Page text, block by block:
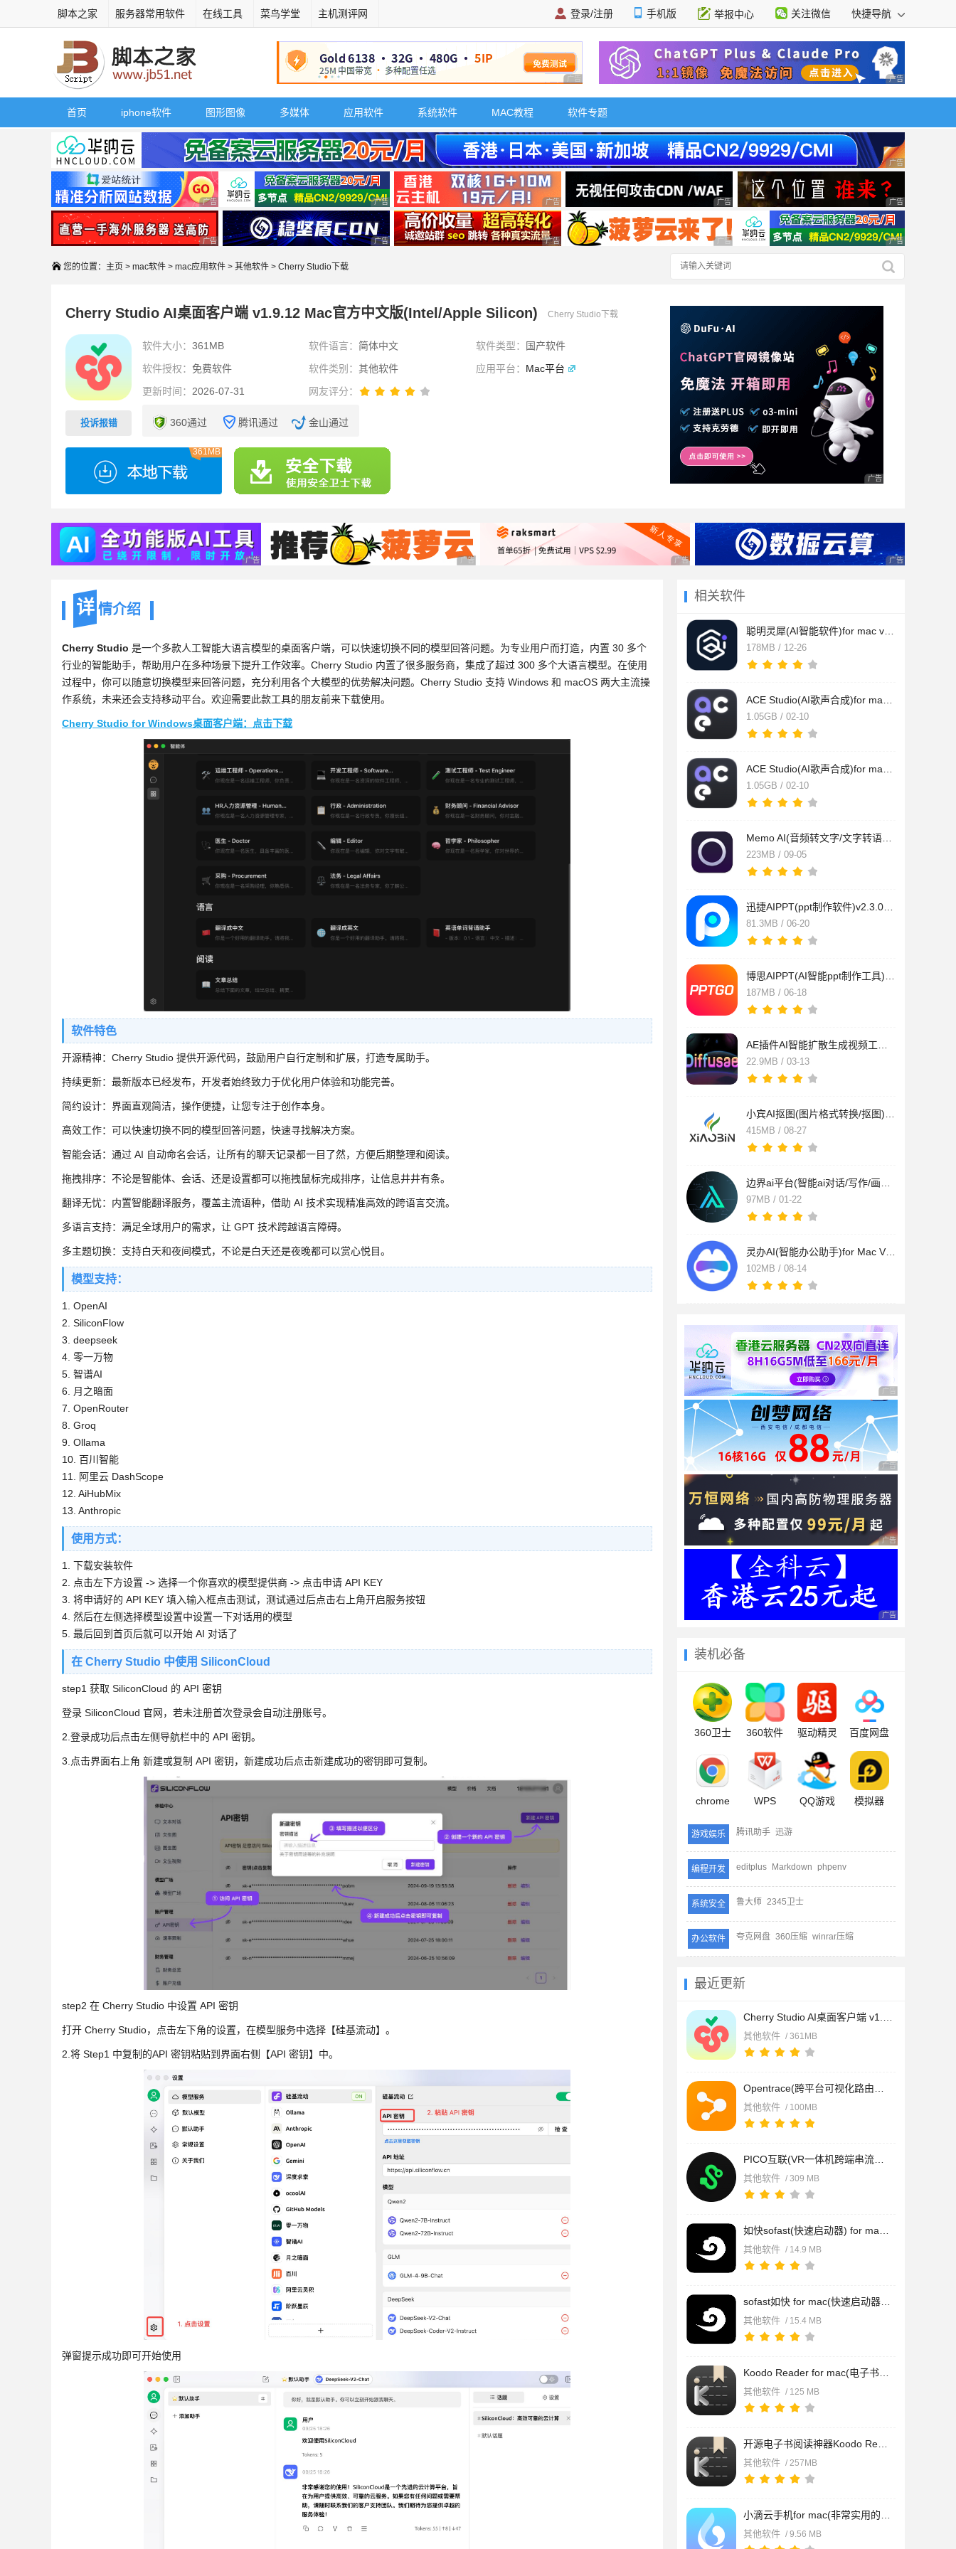
脚本之家 服务器常用软件 在线工具 菜鸟学堂 主机测评网 登录/注册 手机版 举报中心 关注微信 快捷导航
广告 商业广告，理性选择 广告 商业广告，理
首页 iphone软件 图形图像 多媒体 应用软件 系统软件 MAC教程 软件专题
广告 商业广告，理
广告 商业广告，理性选择 广告 商业广告，理性选择 广告 商业广告，理性选择 广告 商业广告，理性选择 广告 商业广告，理
广告 商业广告，理性选择 广告 商业广告，理性选择 广告 商业广告，理性选择 广告 商业广告，理性选择 广告 商业广告，理
您的位置： 主页 > mac软件 > mac应用软件 > 其他软件 > Cherry Studio下载
Cherry Studio AI桌面客户端 v1.9.12 Mac官方中文版(Intel/Apple Silicon) Cherry Studio下载
投诉报错
软件大小： 361MB 软件语言： 简体中文 软件类型：
国产软件
软件授权： 免费软件 软件类别：其他软件 应用平台： Mac平台
更新时间： 2026-07-31 网友评分：
360通过 腾讯通过 金山通过
361MB
广告 商业广告，理性选择
广告 商业广告，理性选择 广告 商业广告，理性选择 广告 商业广告，理性选择 广告 商业广告，理
相关软件
178MB / 12-26
1.05GB / 02-10
1.05GB / 02-10
223MB / 09-05
81.3MB / 06-20
187MB / 06-18
22.9MB / 03-13
415MB / 08-27
97MB / 01-22
102MB / 08-14
广告 商业广告，理性
广告 商业广告，理性
广告 商业广告，理性
广告 商业广告，理性
装机必备
360卫士 360软件 驱动精灵 百度网盘
chrome WPS QQ游戏 模拟器
游戏娱乐 腾讯助手 迅游
编程开发 editplus Markdown phpenv
系统安全 鲁大师 2345卫士
办公软件 夸克网盘 360压缩 winrar压缩
最近更新
其他软件 / 361MB
其他软件 / 100MB
其他软件 / 309 MB
其他软件 / 14.9 MB
其他软件 / 15.4 MB
其他软件 / 125 MB
其他软件 / 257MB
其他软件 / 9.56 MB
详 情介绍
Cherry Studio 是一个多款人工智能大语言模型的桌面客户端，可以快速切换不同的模型回答问题。为专业用户而打造，内置 30 多个
行业的智能助手，帮助用户在多种场景下提升工作效率。Cherry Studio 内置了很多服务商，集成了超过 300 多个大语言模型。在使用
过程中，你可以随意切换模型来回答问题，充分利用各个大模型的优势解决问题。Cherry Studio 支持 Windows 和 macOS 两大主流操
作系统，未来还会支持移动平台。欢迎需要此款工具的朋友前来下载使用。
Cherry Studio for Windows桌面客户端：点击下载
软件特色
开源精神：Cherry Studio 提供开源代码，鼓励用户自行定制和扩展，打造专属助手。
持续更新：最新版本已经发布，开发者始终致力于优化用户体验和功能完善。
简约设计：界面直观简洁，操作便捷，让您专注于创作本身。
高效工作：可以快速切换不同的模型回答问题，快速寻找解决方案。
智能会话：通过 AI 自动命名会话，让所有的聊天记录都一目了然，方便后期整理和阅读。
拖拽排序：不论是智能体、会话、还是设置都可以拖拽鼠标完成排序，让信息井井有条。
翻译无忧：内置智能翻译服务，覆盖主流语种，借助 AI 技术实现精准高效的跨语言交流。
多语言支持：满足全球用户的需求，让 GPT 技术跨越语言障碍。
多主题切换：支持白天和夜间模式，不论是白天还是夜晚都可以赏心悦目。
模型支持：
1. OpenAI
2. SiliconFlow
3. deepseek
4. 零一万物
5. 智谱AI
6. 月之暗面
7. OpenRouter
8. Groq
9. Ollama
10. 百川智能
11. 阿里云 DashScope
12. AiHubMix
13. Anthropic
使用方式：
1. 下载安装软件
2. 点击左下方设置 -> 选择一个你喜欢的模型提供商 -> 点击申请 API KEY
3. 将申请好的 API KEY 填入输入框点击测试，测试通过后点击右上角开启服务按钮
4. 然后在左侧选择模型设置中设置一下对话用的模型
5. 最后回到首页后就可以开始 AI 对话了
在 Cherry Studio 中使用 SiliconCloud
step1 获取 SiliconCloud 的 API 密钥
登录 SiliconCloud 官网，若未注册首次登录会自动注册账号。
2.登录成功后点击左侧导航栏中的 API 密钥。
3.点击界面右上角 新建或复制 API 密钥，新建成功后点击新建成功的密钥即可复制。
step2 在 Cherry Studio 中设置 API 密钥
打开 Cherry Studio，点击左下角的设置，在模型服务中选择【硅基流动】。
2.将 Step1 中复制的API 密钥粘贴到界面右侧【API 密钥】中。
弹窗提示成功即可开始使用